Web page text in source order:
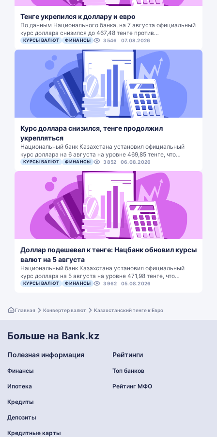
Тенге укрепился к доллару и евро
По данным Национального банка, на 7 августа официальный
курс доллара снизился до 467,48 тенге против…
КУРСЫ ВАЛЮТ ФИНАНСЫ 3546 07.08.2026
Курс доллара снизился, тенге продолжил
укрепляться
Национальный банк Казахстана установил официальный
курс доллара на 6 августа на уровне 469,85 тенге, что…
КУРСЫ ВАЛЮТ ФИНАНСЫ 3852 06.08.2026
Доллар подешевел к тенге: Нацбанк обновил курсы
валют на 5 августа
Национальный банк Казахстана установил официальный
курс доллара на 5 августа на уровне 471,98 тенге, что…
КУРСЫ ВАЛЮТ ФИНАНСЫ 3962 05.08.2026
Главная Конвертер валют Казахстанский тенге к Евро
Больше на Bank.kz
Полезная информация
Финансы
Ипотека
Кредиты
Депозиты
Кредитные карты
Рейтинги
Топ банков
Рейтинг МФО